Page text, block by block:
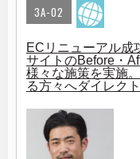
3A-02
ECリニューアル
サイトのBefore・
様々な施策を実施
る方々へダイレク